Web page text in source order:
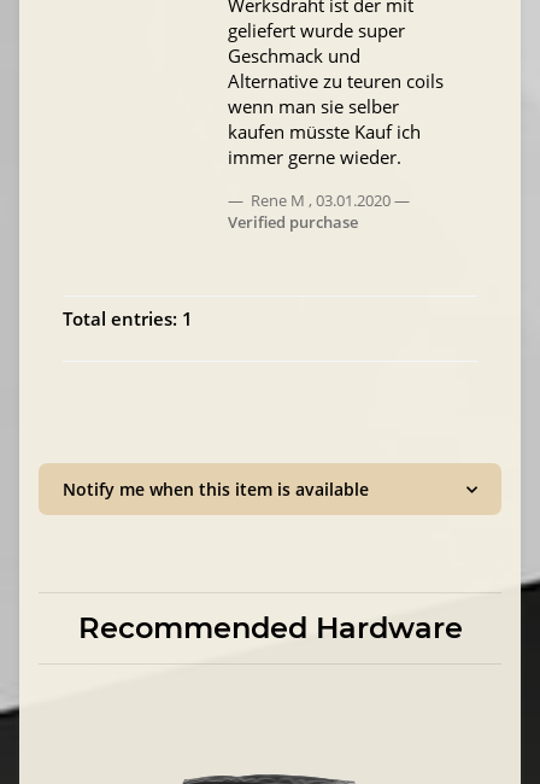
Werksdraht ist der mit
geliefert wurde super
Geschmack und
Alternative zu teuren coils
wenn man sie selber
kaufen müsste Kauf ich
immer gerne wieder.
Rene M , 03.01.2020
Verified purchase
Total entries: 1
Notify me when this item is available
Recommended Hardware